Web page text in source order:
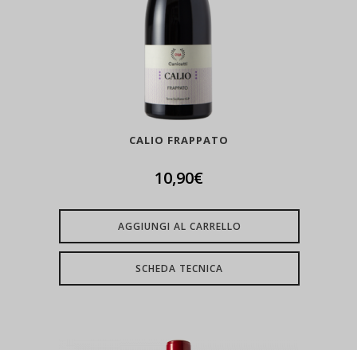
CALIO FRAPPATO
10,90€
AGGIUNGI AL CARRELLO
SCHEDA TECNICA